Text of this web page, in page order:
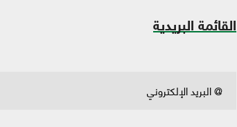
القائمة البريدية